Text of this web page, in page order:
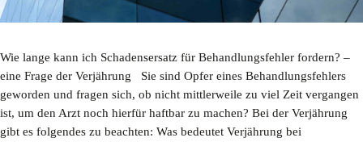
Wie lange kann ich ​Schadensersatz für ​Behandlungsfehler fordern? –
eine Frage der Verjährung Sie sind Opfer eines Behandlungsfehlers
geworden und fragen sich, ob nicht mittlerweile zu viel Zeit vergangen
ist, um den Arzt noch hierfür haftbar zu machen? Bei der Verjährung
gibt es folgendes zu beachten: Was bedeutet Verjährung bei